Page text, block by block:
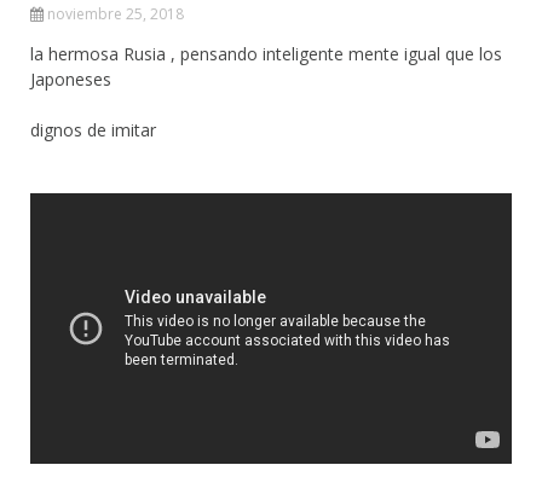
noviembre 25, 2018
la hermosa Rusia , pensando inteligente mente igual que los
Japoneses
dignos de imitar